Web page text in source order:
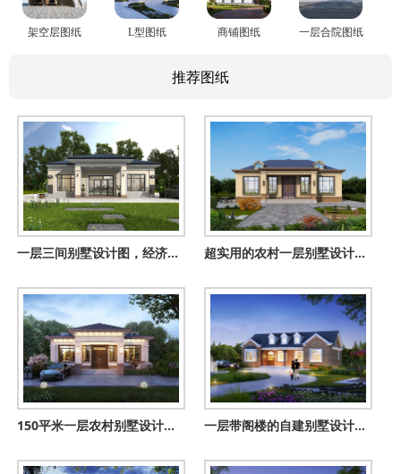
架空层图纸 L型图纸 商铺图纸 一层合院图纸
推荐图纸
一层三间别墅设计图，经济实用 + 好看不贵，养老自住都适配 超实用的农村一层别墅设计图，经济实惠养老自住都不错,
150平米一层农村别墅设计图，养老自住都很不错,关键是造价也很 一层带阁楼的自建别墅设计图，省钱又实用